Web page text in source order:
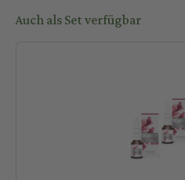
Auch als Set verfügbar